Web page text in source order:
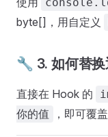
byte[]，用自定义
🔧 3. 如何替换
直接在 Hook 的
你的值
，即可覆